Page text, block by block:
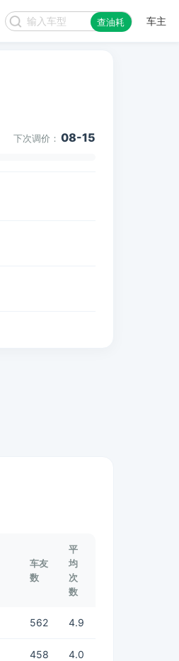
查油耗 车主
下次调价： 08-15
车友
数
平
均
次
数
562 4.9
458 4.0